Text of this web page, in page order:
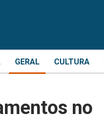
GERAL CULTURA
no